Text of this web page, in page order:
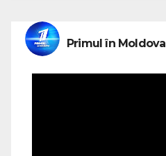
Primul în Moldova